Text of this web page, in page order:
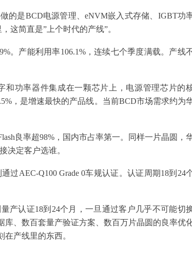
是BCD电源管理、eNVM嵌入式存储、IGBT功
这简直是”上个时代的产线”。
。产能利用率106.1%，连续七个季度满载。产线
功率器件集成在一颗芯片上，电源管理芯片的
，是增速最快的产品线。当前BCD市场需求约为
良率超98%，国内市占率第一。同样一片晶圆，
决定客户选谁。
过AEC-Q100 Grade 0车规认证。认证周期18到24
产认证18到24个月，一旦通过客户几乎不可能切
、数百套量产验证方案、数百万片晶圆的良率优
产线里的东西。